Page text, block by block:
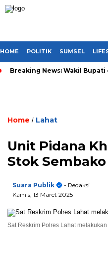
HOME POLITIK SUMSEL
Breaking News: Wakil
Home / Lahat
Unit Pidana
Stok Sembako
Suara Publik
- Redaksi
Kamis, 13 Maret 2025
Sat Reskrim Polres Lahat